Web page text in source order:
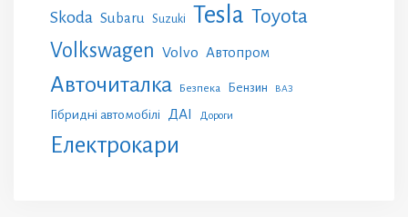
Skoda Subaru Suzuki Tesla Toyota
Volkswagen Volvo Автопром
Авточиталка Безпека Бензин ВАЗ
Гібридні автомобілі ДАІ Дороги
Електрокари